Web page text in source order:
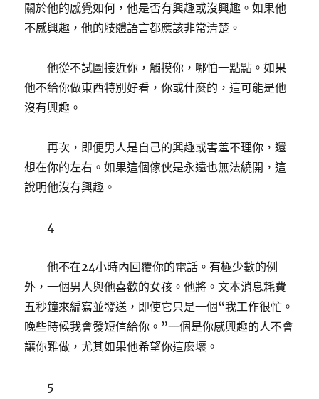
關於他的感覺如何，他是否有興趣或沒興趣。如果他
不感興趣，他的肢體語言都應該非常清楚。
他從不試圖接近你，觸摸你，哪怕一點點。如果
他不給你做東西特別好看，你或什麼的，這可能是他
沒有興趣。
再次，即便男人是自己的興趣或害羞不理你，還
想在你的左右。如果這個傢伙是永遠也無法繞開，這
說明他沒有興趣。
4
他不在24小時內回覆你的電話。有極少數的例
外，一個男人與他喜歡的女孩。他將。文本消息耗費
五秒鐘來編寫並發送，即使它只是一個“我工作很忙。
晚些時候我會發短信給你。”一個是你感興趣的人不會
讓你難做，尤其如果他希望你這麼壞。
5